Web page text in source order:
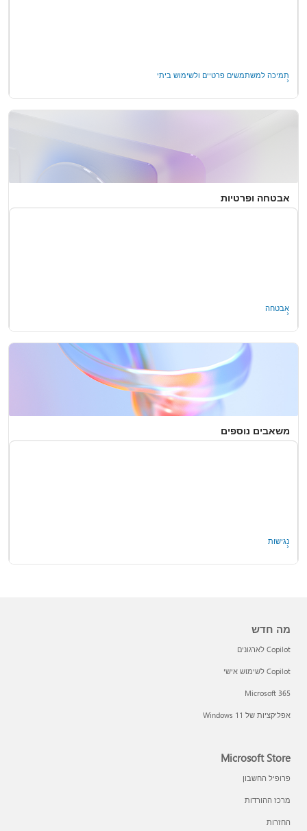
תמיכה למשתמשים פרטיים ולשימוש ביתי
דווח על הונאה בתמיכה
אבטחה ופרטיות
אבטחה
משאבים נוספים
נגישות
מומחי IT ומנהלי מערכת
מה חדש
Copilot לארגונים
Copilot לשימוש אישי
Microsoft 365
אפליקציות של Windows 11‏
Microsoft Store
פרופיל החשבון
מרכז ההורדות
החזרות